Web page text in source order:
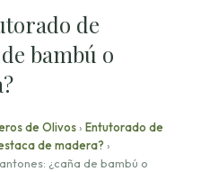
de
bambú o
de Olivos › Entutorado de
de madera? ›
¿caña de bambú o